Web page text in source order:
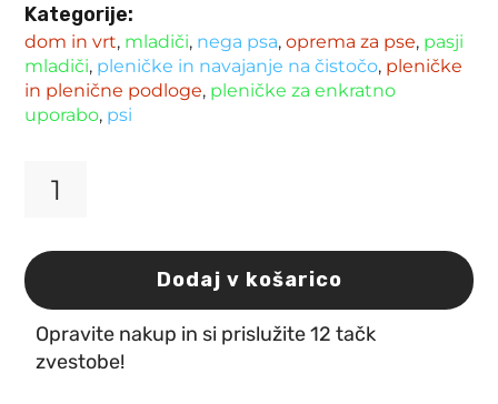
Kategorije:
dom in vrt, mladiči, nega psa,oprema za pse, pasji
mladiči, pleničke in navajanje na čistočo, pleničke
in plenične podloge, pleničke za enkratno
uporabo, psi
plenice
za
samice
40
Dodaj v košarico
Opravite nakup in si prislužite 12 tačk
zvestobe!